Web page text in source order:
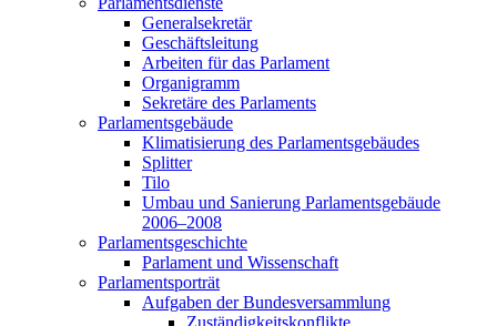
Generalsekretär
Geschäftsleitung
Arbeiten für das Parlament
Organigramm
Sekretäre des Parlaments
Parlamentsgebäude
Klimatisierung des Parlamentsgebäudes
Splitter
Tilo
Umbau und Sanierung Parlamentsgebäude
2006–2008
Parlamentsgeschichte
Parlament und Wissenschaft
Parlamentsporträt
Aufgaben der Bundesversammlung